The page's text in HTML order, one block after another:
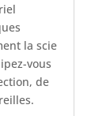
la scie
vous
de